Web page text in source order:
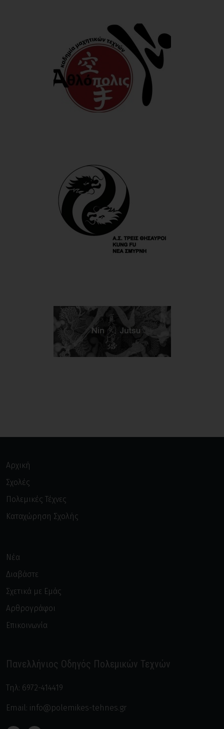
Αρχική
Σχολές
Πολεμικές Τέχνες
Καταχώρηση Σχολής
Νέα
Διαβάστε
Σχετικά με Εμάς
Αρθρογράφοι
Επικοινωνία
Πανελλήνιος Οδηγός Πολεμικών Τεχνών
Τηλ: 6972-414419
Email: info@polemikes-tehnes.gr